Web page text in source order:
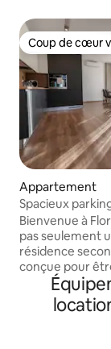
Coup de cœur
Coup de cœur
Appartement
Spacieux
Flora Panorama
Bienvenue à
pas seulement
résidence
conçue pour
balnéaire
Profitez de
notre